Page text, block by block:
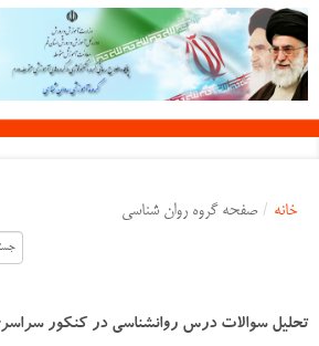
خانه / صفحه گروه روان شناسی
تحلیل سوالات درس روانشناسی در کنکور سراسري